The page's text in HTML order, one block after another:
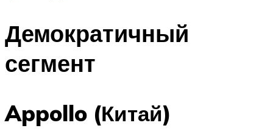
Демократичный
сегмент
Appollo (Китай)